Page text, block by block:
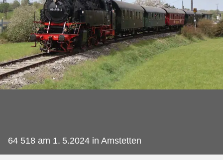
64 518 am 1. 5.2024 in Amstetten